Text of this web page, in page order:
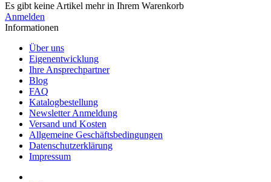
Es gibt keine Artikel mehr in Ihrem Warenkorb
Anmelden
Informationen
Über uns
Eigenentwicklung
Ihre Ansprechpartner
Blog
FAQ
Katalogbestellung
Newsletter Anmeldung
Versand und Kosten
Allgemeine Geschäftsbedingungen
Datenschutzerklärung
Impressum